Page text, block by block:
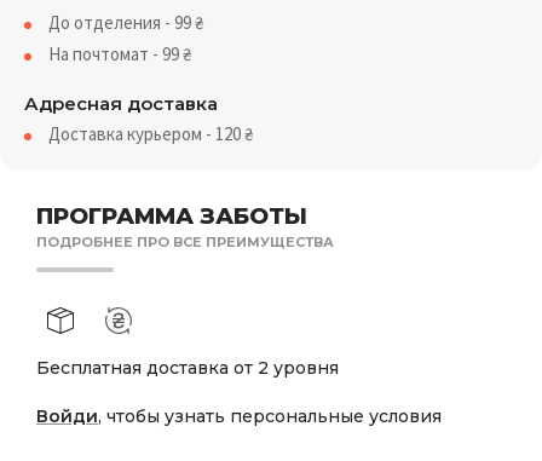
ПРОГРАММА ЗАБОТЫ
ПОДРОБНЕЕ ПРО ВСЕ ПРЕИМУЩЕСТВА
Бесплатная доставка от 2 уровня
Войди, чтобы узнать персональные условия
До отделения - 99₴
На почтомат - 99₴
Адресная доставка
Доставка курьером - 120₴